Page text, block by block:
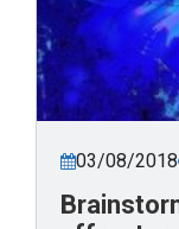
03/08/2018